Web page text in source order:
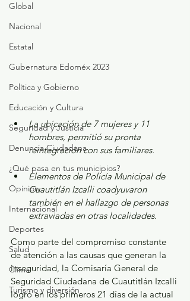
Global
Nacional
Estatal
Gubernatura Edoméx 2023
Política y Gobierno
Educación y Cultura
Seguridad y Justicia
Denuncia Ciudadana
¿Qué pasa en tus municipios?
Opinión
Internacional
Deportes
Salud
Clima
Turismo y diversión
La ubicación de 7 mujeres y 11
hombres, permitió su pronta
reintegración con sus familiares.
Elementos de Policía Municipal de
Cuautitlán Izcalli coadyuvaron
también en el hallazgo de personas
extraviadas en otras localidades.
Como parte del compromiso constante
de atención a las causas que generan la
inseguridad, la Comisaría General de
Seguridad Ciudadana de Cuautitlán Izcalli
logró en los primeros 21 días de la actual